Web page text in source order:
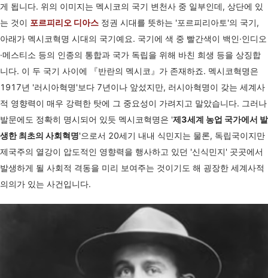
게 됩니다. 위의 이미지는 멕시코의 국기 변천사 중 일부인데, 상단에 있
는 것이 포르피리오 디아스 정권 시대를 뜻하는 '포르피리아토'의 국기,
아래가 멕시코혁명 시대의 국기예요. 국기에 색 중 빨간색이 백인·인디오
·메스티소 등의 인종의 통합과 국가 독립을 위해 바친 희생 등을 상징합
니다. 이 두 국기 사이에 『반란의 멕시코』가 존재하죠. 멕시코혁명은
1917년 '러시아혁명'보다 7년이나 앞섰지만, 러시아혁명이 갖는 세계사
적 영향력이 매우 강력한 탓에 그 중요성이 가려지고 말았습니다. 그러나
발문에도 정확히 명시되어 있듯 멕시코혁명은 '제3세계 농업 국가에서 발
생한 최초의 사회혁명'으로서 20세기 내내 식민지는 물론, 독립국이지만
제국주의 열강이 압도적인 영향력을 행사하고 있던 '신식민지' 곳곳에서
발생하게 될 사회적 격동을 미리 보여주는 것이기도 해 굉장한 세계사적
의의가 있는 사건입니다.